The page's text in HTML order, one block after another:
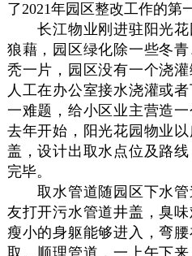
了2021年园区整改工作的第
长江物业刚进驻阳光花
狼藉，园区绿化除一些冬
秃一片，园区没有一个浇
人工在办公室接水浇灌或
一难题，给小区业主营造
去年开始，阳光花园物业
盖，设计出取水点位及路
完毕。
取水管道随园区下水管
友打开污水管道井盖，臭
瘦小的身躯能够进入，弯